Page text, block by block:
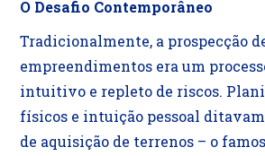
O Desafio Contemporâneo
Tradicionalmente, a prospecção
empreendimentos era um
intuitivo e repleto de riscos.
físicos e intuição pessoal
de aquisição de terrenos – o